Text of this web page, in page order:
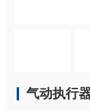
气动执行